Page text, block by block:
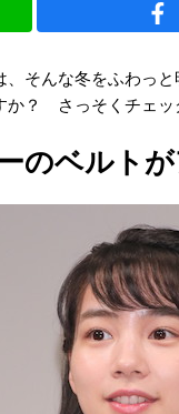
そんな冬をふわっ
か？ さっそくチェッ
のベルトが